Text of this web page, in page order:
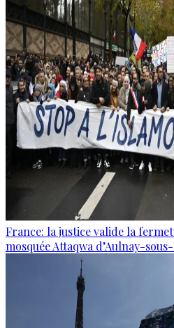
France: la justice valide la
mosquée Attaqwa d’Aulnay-